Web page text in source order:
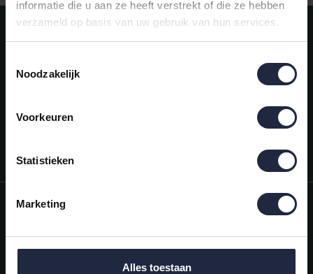
informatie die u aan ze heeft verstrekt of die ze hebben
verzameld op basis van uw gebruik van hun services.
Noodzakelijk
Voorkeuren
Statistieken
Marketing
Alles toestaan
Meld je aan voor onze nieuwsbrief!
retourneer een artikel.
We helpen je graag. Neem contact op met onze klantenservice.
Informatie